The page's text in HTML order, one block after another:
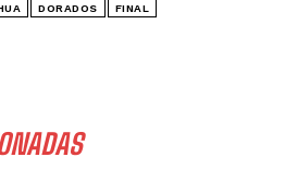
DORADOS FINAL